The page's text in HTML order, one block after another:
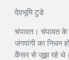
देवभूमि टुडे
चंपावत। चंपावत के
जंगपांगी का निधन
कैंसर से जूझ रहे थे।